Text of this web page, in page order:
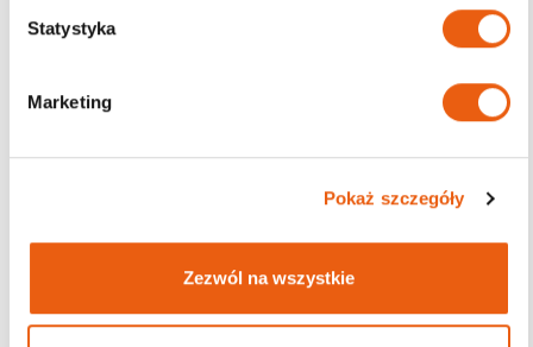
Statystyka
Marketing
Pokaż szczegóły
Zezwól na wszystkie